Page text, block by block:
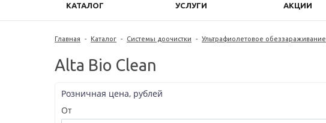
КАТАЛОГ УСЛУГИ АКЦИИ
Главная - Каталог - Системы доочистки - Ультрафиолетовое обеззараживание
Alta Bio Clean
Розничная цена, рублей
От